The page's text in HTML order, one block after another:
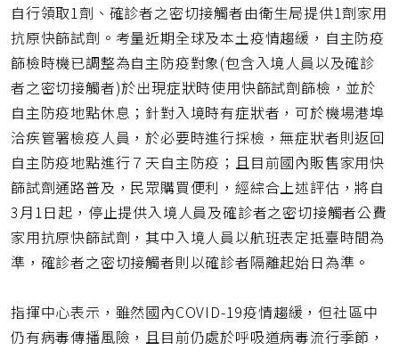
自行領取1劑、確診者之密切接觸者由衛生局提供1劑家用
抗原快篩試劑。考量近期全球及本土疫情趨緩，自主防疫
篩檢時機已調整為自主防疫對象(包含入境人員以及確診
者之密切接觸者)於出現症狀時使用快篩試劑篩檢，並於
自主防疫地點休息；針對入境時有症狀者，可於機場港埠
洽疾管署檢疫人員，於必要時進行採檢，無症狀者則返回
自主防疫地點進行７天自主防疫；且目前國內販售家用快
篩試劑通路普及，民眾購買便利，經綜合上述評估，將自
3月1日起，停止提供入境人員及確診者之密切接觸者公費
家用抗原快篩試劑，其中入境人員以航班表定抵臺時間為
準，確診者之密切接觸者則以確診者隔離起始日為準。
指揮中心表示，雖然國內COVID-19疫情趨緩，但社區中
仍有病毒傳播風險，且目前仍處於呼吸道病毒流行季節，